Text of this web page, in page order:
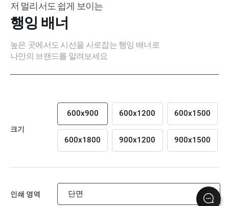
저 멀리서도 쉽게 보이는
행잉 배너
높은 곳에서도 시선을 사로잡는 행잉 배너로
나만의 브랜드를 알려보세요
크기
600x900 600x1200 600x1500
600x1800 900x1200 900x1500
인쇄 영역 단면